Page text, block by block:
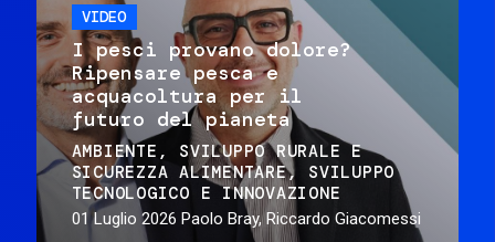
VIDEO
I pesci provano dolore?
Ripensare pesca e
acquacoltura per il
futuro del pianeta
AMBIENTE
SVILUPPO RURALE E
SICUREZZA ALIMENTARE
SVILUPPO
TECNOLOGICO E INNOVAZIONE
01 Luglio 2026 Paolo Bray, Riccardo Giacomessi